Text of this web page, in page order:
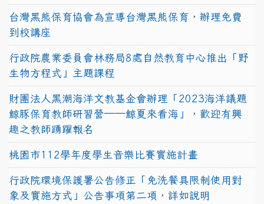
台灣黑熊保育協會為宣導台灣黑熊保育，辦理免費
到校講座
行政院農業委員會林務局8處自然教育中心推出「野
生物方程式」主題課程
財團法人黑潮海洋文教基金會辦理「2023海洋議題
鯨豚保育教師研習營──鯨夏來看海」，歡迎有興
趣之教師踴躍報名
桃園市112學年度學生音樂比賽實施計畫
行政院環境保護署公告修正「免洗餐具限制使用對
象及實施方式」公告事項第二項，詳如說明